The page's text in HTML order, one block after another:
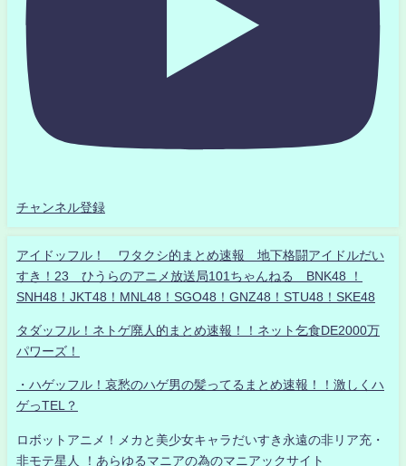
チャンネル登録
アイドッフル！ ワタクシ的まとめ速報 地下格闘アイドルだい
すき！23 ひうらのアニメ放送局101ちゃんねる BNK48 ！
SNH48！JKT48！MNL48！SGO48！GNZ48！STU48！SKE48
タダッフル！ネトゲ廃人的まとめ速報！！ネット乞食DE2000万
パワーズ！
・ハゲッフル！哀愁のハゲ男の髪ってるまとめ速報！！激しくハ
ゲっTEL？
ロボットアニメ！メカと美少女キャラだいすき永遠の非リア充・
非モテ星人 ！あらゆるマニアの為のマニアックサイト